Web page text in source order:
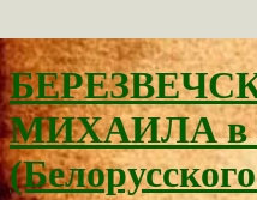
МИХАИЛА в г.